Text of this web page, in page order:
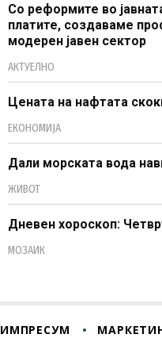
Со реформите во
платите, создаваме
модерен јавен сектор
АКТУЕЛНО
Цената на нафтата
ЕКОНОМИЈА
Дали морската вода
ЖИВОТ
Дневен хороскоп:
МОЗАИК
ИМПРЕСУМ